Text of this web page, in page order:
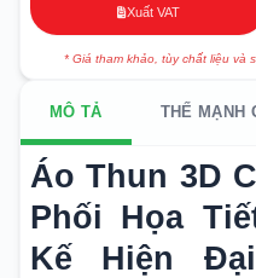
Xuất VAT
* Giá tham khảo, tùy chất liệu và
MÔ TẢ THẾ MẠNH
Áo Thun 3D
Phối Họa
Kế Hiện